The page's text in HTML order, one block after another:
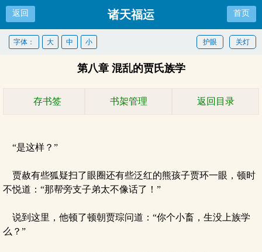
返回 诸天福运 首页
关灯
护眼
字体： 大 中 小
第八章 混乱的贾氏族学
存书签 书架管理 返回目录
“是这样？”
贾赦有些狐疑扫了眼圈还有些泛红的熊孩子贾环一眼，顿时
不悦道：“那帮旁支子弟太不像话了！”
说到这里，他顿了顿朝贾琮问道：“你个小畜，生没上族学
么？”